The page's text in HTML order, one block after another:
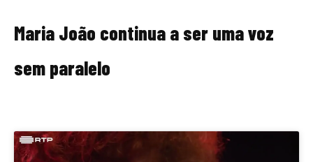
Maria João continua a ser uma voz
sem paralelo